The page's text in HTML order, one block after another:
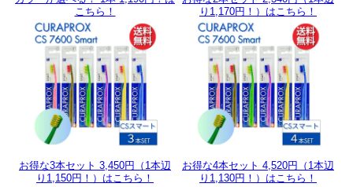
こちら！
り1,170円！）はこちら！
お得な3本セット 3,450円（1本辺
り1,150円！）はこちら！
お得な4本セット 4,520円（1本辺
り1,130円！）はこちら！